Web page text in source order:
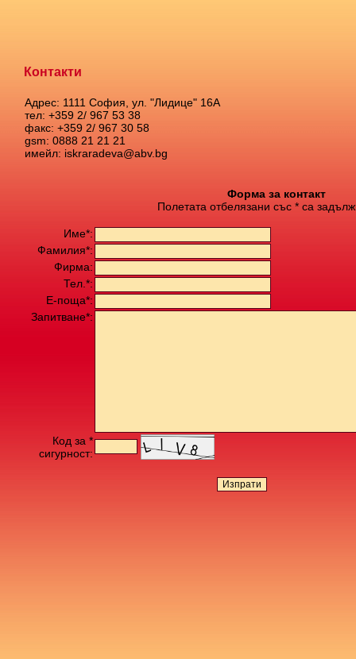
Контакти
Адрес: 1111 София, ул. "Лидице" 16А
тел: +359 2/ 967 53 38
факс: +359 2/ 967 30 58
gsm: 0888 21 21 21
имейл: iskraradeva@abv.bg
Форма за контакт
Полетата отбелязани със * са
Име*:
Фамилия*:
Фирма:
Тел.*:
Е-поща*:
Запитване*:
Код за *
сигурност: